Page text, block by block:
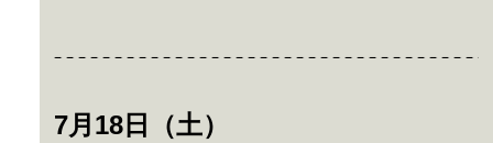
7月18日（土）